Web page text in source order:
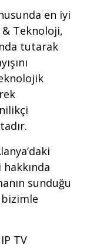
en iyi
Teknoloji,
tutarak
sunduğu
TV